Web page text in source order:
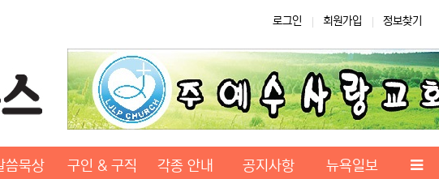
로그인 회원가입 정보찾기
씀묵상 구인 & 구직 각종 안내 공지사항 뉴욕일보